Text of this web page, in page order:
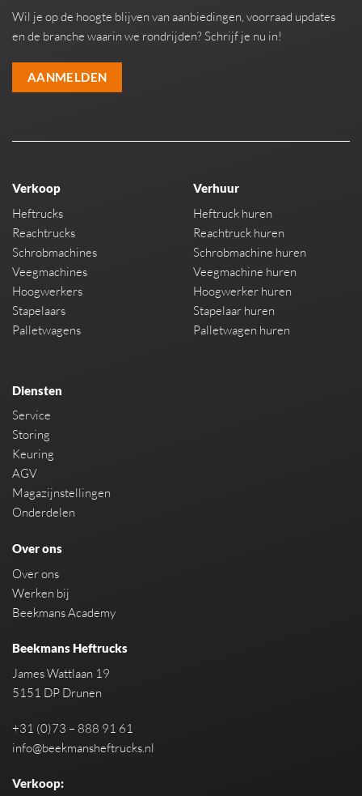
Wil je op de hoogte blijven van aanbiedingen, voorraad updates
en de branche waarin we rondrijden? Schrijf je nu in!
AANMELDEN
Verkoop
Heftrucks
Reachtrucks
Schrobmachines
Veegmachines
Hoogwerkers
Stapelaars
Palletwagens
Verhuur
Heftruck huren
Reachtruck huren
Schrobmachine huren
Veegmachine huren
Hoogwerker huren
Stapelaar huren
Palletwagen huren
Diensten
Service
Storing
Keuring
AGV
Magazijnstellingen
Onderdelen
Over ons
Over ons
Werken bij
Beekmans Academy
Beekmans Heftrucks
James Wattlaan 19
5151 DP Drunen
+31 (0)73 – 888 91 61
info@beekmansheftrucks.nl
Verkoop: